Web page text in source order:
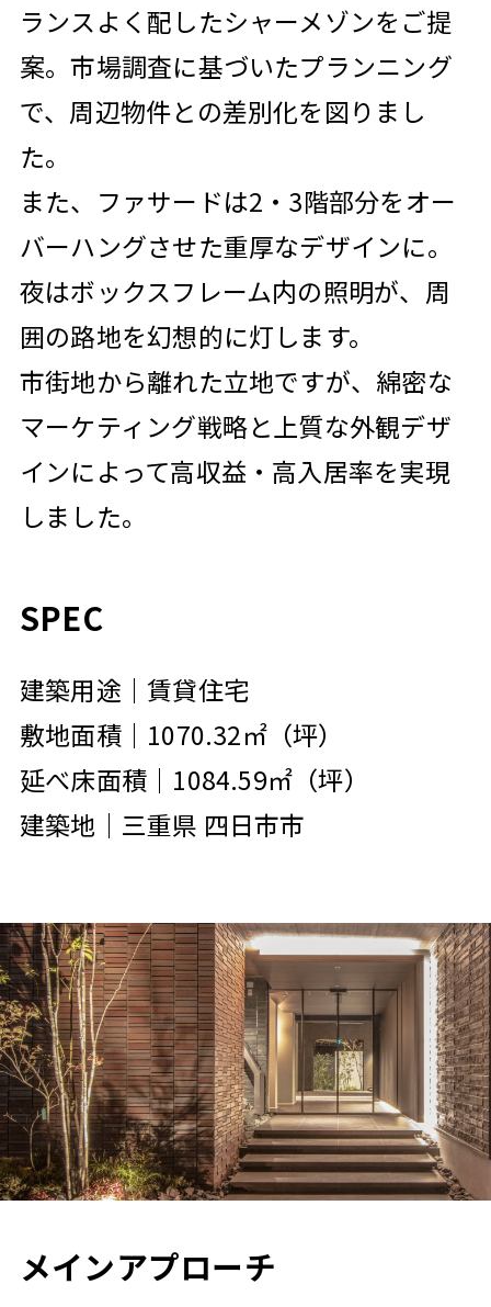
ランスよく配したシャーメゾンをご提
案。市場調査に基づいたプランニング
で、周辺物件との差別化を図りまし
た。
また、ファサードは2・3階部分をオー
バーハングさせた重厚なデザインに。
夜はボックスフレーム内の照明が、周
囲の路地を幻想的に灯します。
市街地から離れた立地ですが、綿密な
マーケティング戦略と上質な外観デザ
インによって高収益・高入居率を実現
しました。
SPEC
建築用途｜賃貸住宅
敷地面積｜1070.32㎡（坪）
延べ床面積｜1084.59㎡（坪）
建築地｜三重県 四日市市
メインアプローチ